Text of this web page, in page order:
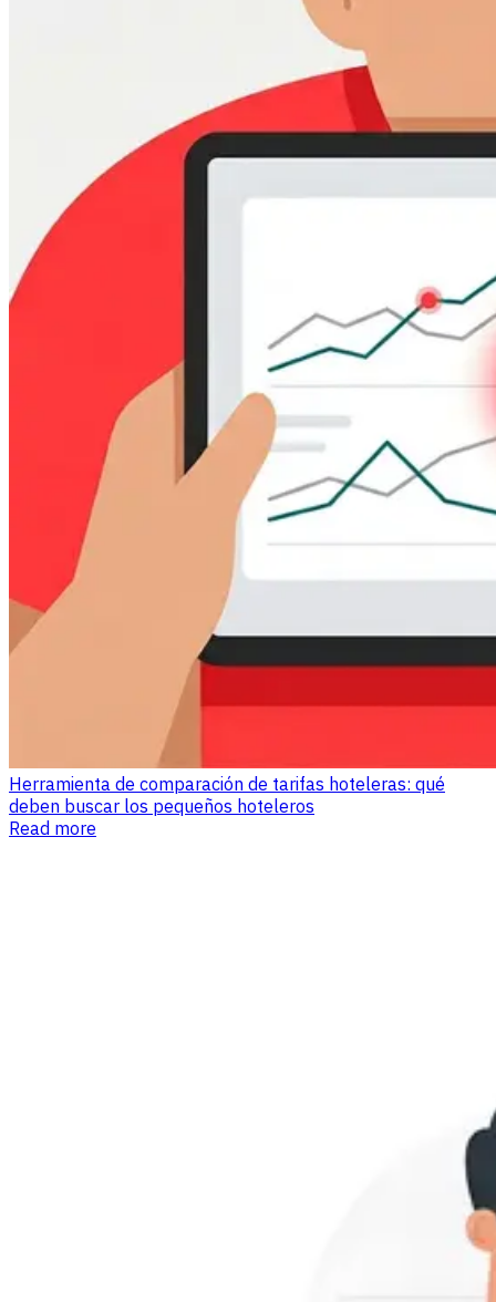
Herramienta de comparación de tarifas hoteleras: qué
deben buscar los pequeños hoteleros
Read more